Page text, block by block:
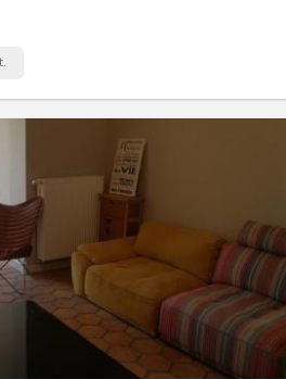
disponibles à Namur (Salzinnes) –
& étudiants 📍 Namur - Salzinnes 📅
1er septembre 2025 🔗 Infos + visites
par message privé 🏡 À propos de la
de maître entièrement rénovée,...